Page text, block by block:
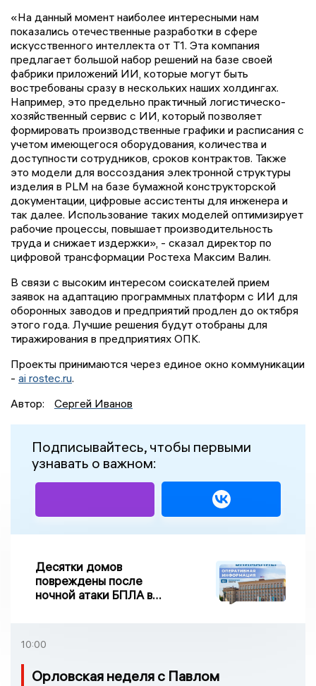
«На данный момент наиболее интересными нам
показались отечественные разработки в сфере
искусственного интеллекта от Т1. Эта компания
предлагает большой набор решений на базе своей
фабрики приложений ИИ, которые могут быть
востребованы сразу в нескольких наших холдингах.
Например, это предельно практичный логистическо-
хозяйственный сервис с ИИ, который позволяет
формировать производственные графики и расписания с
учетом имеющегося оборудования, количества и
доступности сотрудников, сроков контрактов. Также
это модели для воссоздания электронной структуры
изделия в PLM на базе бумажной конструкторской
документации, цифровые ассистенты для инженера и
так далее. Использование таких моделей оптимизирует
рабочие процессы, повышает производительность
труда и снижает издержки», - сказал директор по
цифровой трансформации Ростеха Максим Валин.
В связи с высоким интересом соискателей прием
заявок на адаптацию программных платформ с ИИ для
оборонных заводов и предприятий продлен до октября
этого года. Лучшие решения будут отобраны для
тиражирования в предприятиях ОПК.
Проекты принимаются через единое окно коммуникации
- ai rostec.ru.
Автор:
Сергей Иванов
Подписывайтесь, чтобы первыми
узнавать о важном:
Десятки домов
повреждены после
ночной атаки БПЛА в
10:00
Орловская неделя с Павлом